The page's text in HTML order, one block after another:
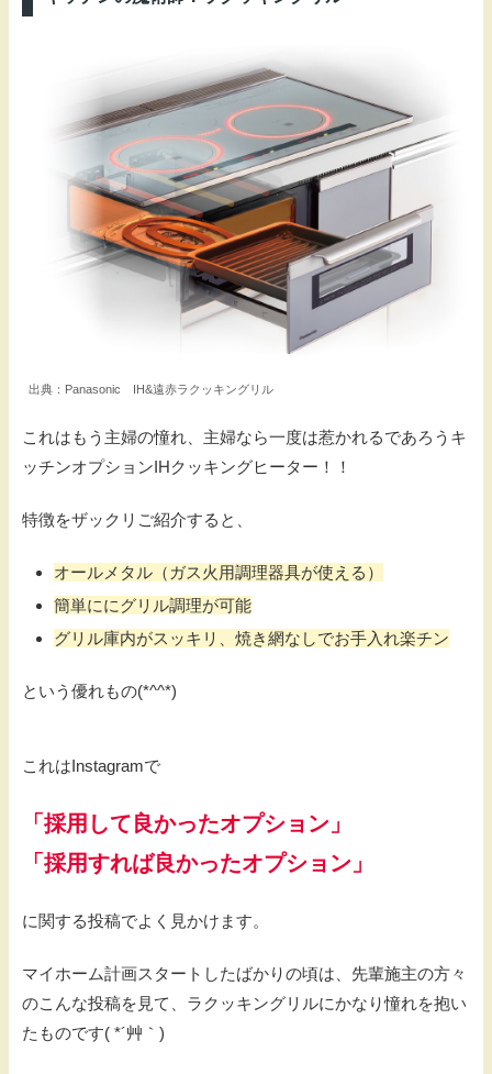
出典：Panasonic IH&遠赤ラクッキングリル
これはもう主婦の憧れ、主婦なら一度は惹かれるであろうキ
ッチンオプションIHクッキングヒーター！！
特徴をザックリご紹介すると、
オールメタル（ガス火用調理器具が使える）
簡単ににグリル調理が可能
グリル庫内がスッキリ、焼き網なしでお手入れ楽チン
という優れもの(*^^*)
これはInstagramで
「採用して良かったオプション」
「採用すれば良かったオプション」
に関する投稿でよく見かけます。
マイホーム計画スタートしたばかりの頃は、先輩施主の方々
のこんな投稿を見て、ラクッキングリルにかなり憧れを抱い
たものです( *´艸｀)